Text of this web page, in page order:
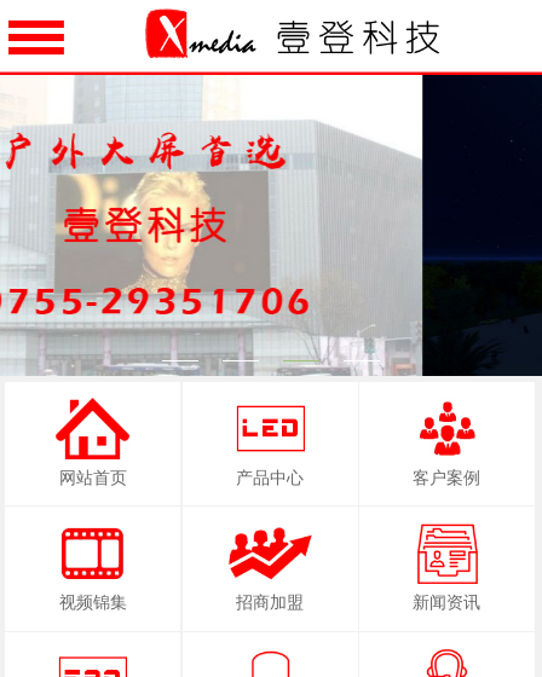
1 2 3 4
网站首页 产品中心 客户案例
视频锦集 招商加盟 新闻资讯